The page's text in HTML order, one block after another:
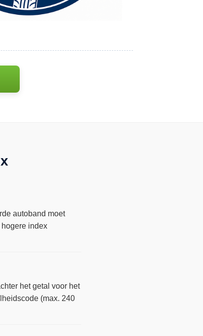
autoband moet
index
het getal voor het
(max. 240